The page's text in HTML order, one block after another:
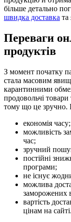
більше детально
швидка доставка та
Переваги
продуктів
З момент початку
стала масовим
карантинними
продовольчі
тому що це зручно.
економія часу;
можливість
час;
зручний
постійні
програми;
не існує
можлива
заморожених
вартість
цінам на сайті.